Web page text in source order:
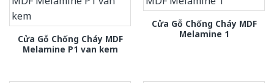
Cửa Gỗ Chống Cháy MDF
Melamine P1 van kem
Cửa Gỗ Chống Cháy MDF
Melamine 1